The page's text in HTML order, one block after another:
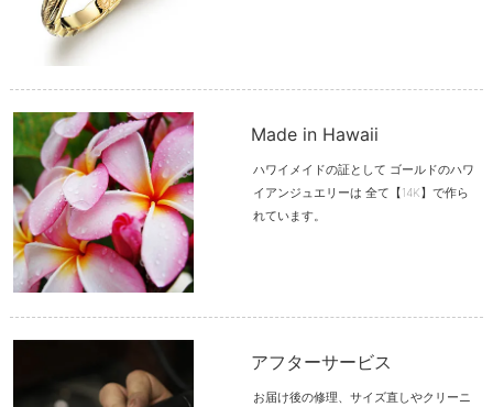
Made in Hawaii
ハワイメイドの証として ゴールドのハワ
イアンジュエリーは 全て【14K】で作ら
れています。
アフターサービス
お届け後の修理、サイズ直しやクリーニ